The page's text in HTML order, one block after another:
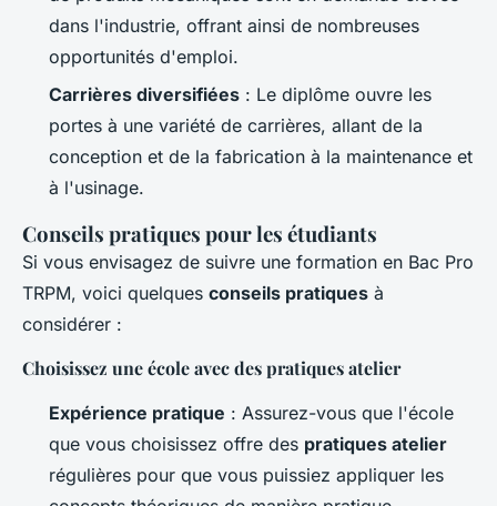
dans l'industrie, offrant ainsi de nombreuses
opportunités d'emploi.
Carrières diversifiées : Le diplôme ouvre les
portes à une variété de carrières, allant de la
conception et de la fabrication à la maintenance et
à l'usinage.
Conseils pratiques pour les étudiants
Si vous envisagez de suivre une formation en Bac Pro
TRPM, voici quelques conseils pratiques à
considérer :
Choisissez une école avec des pratiques atelier
Expérience pratique : Assurez-vous que l'école
que vous choisissez offre des pratiques atelier
régulières pour que vous puissiez appliquer les